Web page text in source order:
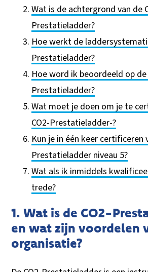
Wat is de achtergrond van de
Prestatieladder?
Hoe werkt de
Prestatieladder?
Hoe word ik beoordeeld op de
Prestatieladder?
Wat moet je doen om je te
CO2-Prestatieladder-?
Kun je in één keer certificeren
Prestatieladder niveau 5?
Wat als ik inmiddels
trede?
1. Wat is de CO2-
en wat zijn voordelen
organisatie?